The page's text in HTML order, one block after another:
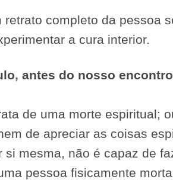
retrato completo da pessoa
a cura interior.
antes do nosso
de uma morte espiritual;
de apreciar as coisas
si mesma, não é capaz de
pessoa fisicamente